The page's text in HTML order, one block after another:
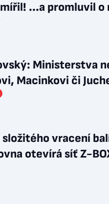
...a promluvil o
Ministerstva
Macinkovi či
útočit, jste jen
složitého vracení
otevírá síť Z-
shopů